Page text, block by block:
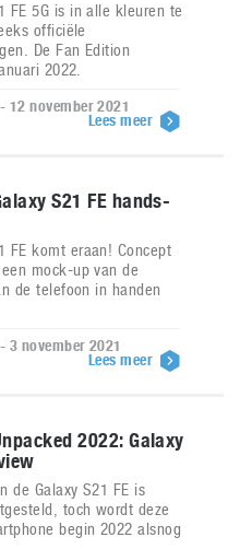
FE 5G is in alle kleuren te
officiële
De Fan Edition
2022.
12 november 2021
Lees meer
S21 FE hands-
FE komt eraan! Concept
mock-up van de
de telefoon in handen
3 november 2021
Lees meer
2022: Galaxy
de Galaxy S21 FE is
toch wordt deze
begin 2022 alsnog